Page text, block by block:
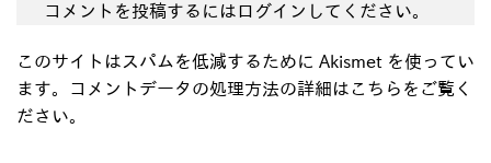
コメントを投稿するには ログイン してください。
このサイトはスパムを低減するために Akismet を使ってい
ます。
コメントデータの処理方法の詳細はこちらをご覧く
ださい。